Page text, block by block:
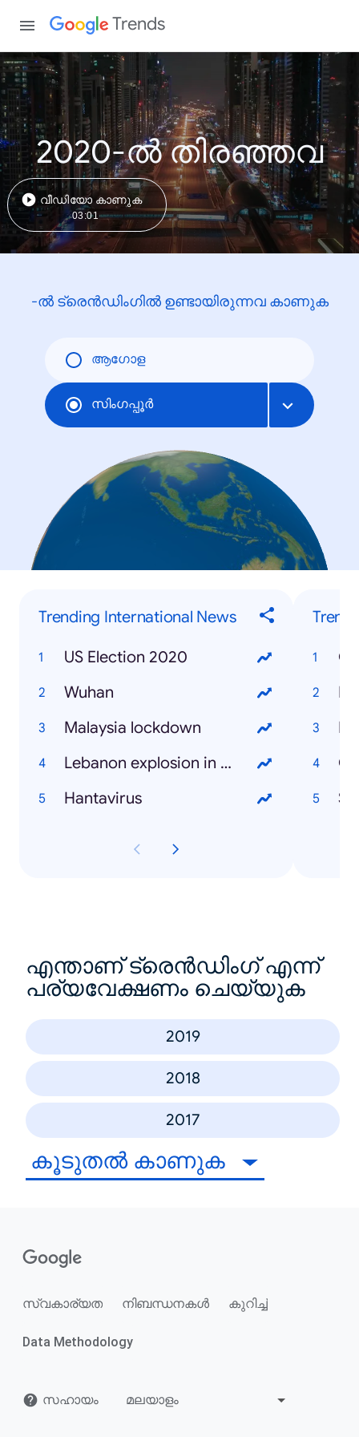
Trends
2020-ൽ തിരഞ്ഞവ
വീഡിയോ കാണുക
03:01
-ൽ ട്രെൻഡിംഗിൽ ഉണ്ടായിരുന്നവ കാണുക
ആഗോള
സിംഗപ്പൂര്‍
Trending International News
US Election 2020
Wuhan
Malaysia lockdown
Lebanon explosion in Beirut
Hantavirus
എന്താണ് ട്രെൻഡിംഗ് എന്ന്
പര്യവേക്ഷണം ചെയ്യുക
2019
2018
2017
കൂടുതൽ കാണുക
സ്വകാര്യത നിബന്ധനകൾ കുറിച്ച്
Data Methodology
സഹായം